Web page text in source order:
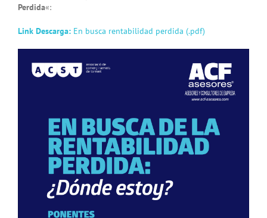
Perdida«:
Link Descarga: En busca rentabilidad perdida (.pdf)